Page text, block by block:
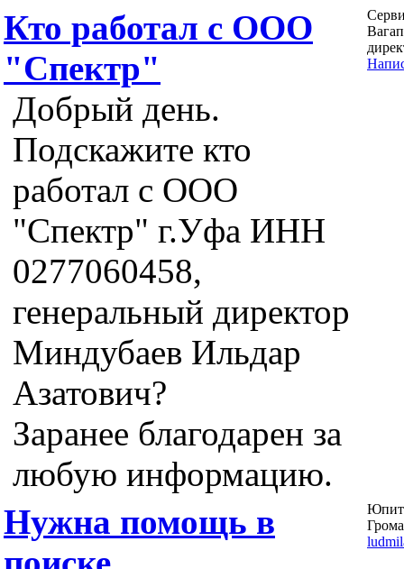
Кто работал с ООО
"Спектр"
Добрый день.
Подскажите кто
работал с ООО
"Спектр" г.Уфа ИНН
0277060458,
генеральный директор
Миндубаев Ильдар
Азатович?
Заранее благодарен за
любую информацию.
Нужна помощь в